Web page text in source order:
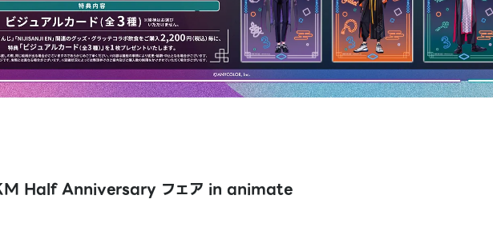
Half Anniversary フェア in animate